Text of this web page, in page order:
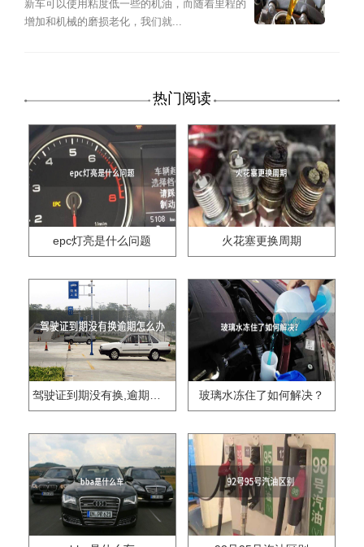
新车可以使用粘度低一些的机油，而随着里程的
增加和机械的磨损老化，我们就...
热门阅读
epc灯亮是什么问题 火花塞更换周期
驾驶证到期没有换,逾期怎么办?? 玻璃水冻住了如何解决？